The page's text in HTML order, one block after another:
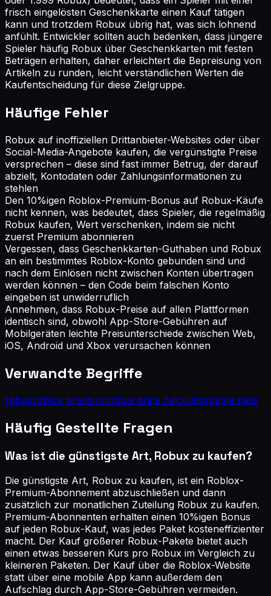
frisch eingelösten Geschenkkarte einen Kauf tätigen
kann und trotzdem Robux übrig hat, was sich lohnend
anfühlt. Entwickler sollten auch bedenken, dass jüngere
Spieler häufig Robux über Geschenkkarten mit festen
Beträgen erhalten, daher erleichtert die Bepreisung von
Artikeln zu runden, leicht verständlichen Werten die
Kaufentscheidung für diese Zielgruppe.
Häufige Fehler
Robux auf inoffiziellen Drittanbieter-Websites oder über
Social-Media-Angebote kaufen, die vergünstigte Preise
versprechen – diese sind fast immer Betrug, der darauf
abzielt, Kontodaten oder Zahlungsinformationen zu
stehlen
Den 10%igen Roblox-Premium-Bonus auf Robux-Käufe
nicht kennen, was bedeutet, dass Spieler, die regelmäßig
Robux kaufen, Wert verschenken, indem sie nicht
zuerst Premium abonnieren
Vergessen, dass Geschenkkarten-Guthaben und Robux
an ein bestimmtes Roblox-Konto gebunden sind und
nach dem Einlösen nicht zwischen Konten übertragen
werden können – den Code beim falschen Konto
eingeben ist unwiderruflich
Annehmen, dass Robux-Preise auf allen Plattformen
identisch sind, obwohl App-Store-Gebühren auf
Mobilgeräten leichte Preisunterschiede zwischen Web,
iOS, Android und Xbox verursachen können
Verwandte Begriffe
robuxroblox premiumrobux price calculatorgame pass
Häufig Gestellte Fragen
Was ist die günstigste Art, Robux zu kaufen?
Die günstigste Art, Robux zu kaufen, ist ein Roblox-
Premium-Abonnement abzuschließen und dann
zusätzlich zur monatlichen Zuteilung Robux zu kaufen.
Premium-Abonnenten erhalten einen 10%igen Bonus
auf jeden Robux-Kauf, was jedes Paket kosteneffizienter
macht. Der Kauf größerer Robux-Pakete bietet auch
einen etwas besseren Kurs pro Robux im Vergleich zu
kleineren Paketen. Der Kauf über die Roblox-Website
statt über eine mobile App kann außerdem den
Aufschlag durch App-Store-Gebühren vermeiden.